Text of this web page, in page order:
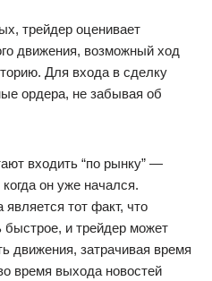
трейдер оценивает
движения, возможный ход
Для входа в сделку
ордера, не забывая об
входить “по рынку” —
он уже начался.
является тот факт, что
и трейдер может
движения, затрачивая время
время выхода новостей